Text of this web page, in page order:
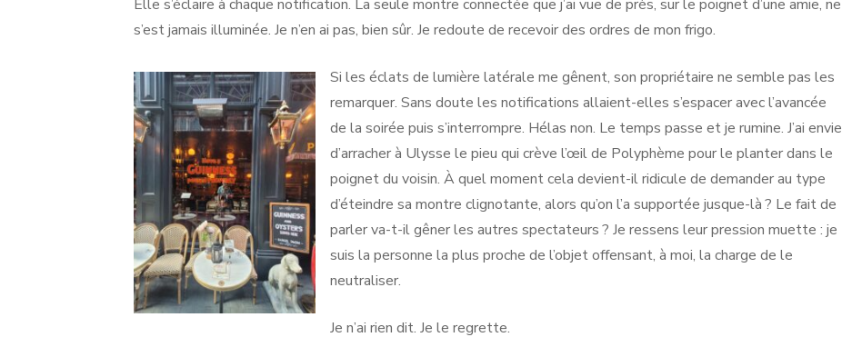
Elle s’éclaire à chaque notification. La seule montre connectée que j’ai vue de près, sur le poignet d’une amie, ne
s’est jamais illuminée. Je n’en ai pas, bien sûr. Je redoute de recevoir des ordres de mon frigo.
Si les éclats de lumière latérale me gênent, son propriétaire ne semble pas les
remarquer. Sans doute les notifications allaient-elles s’espacer avec l’avancée
de la soirée puis s’interrompre. Hélas non. Le temps passe et je rumine. J’ai envie
d’arracher à Ulysse le pieu qui crève l’œil de Polyphème pour le planter dans le
poignet du voisin. À quel moment cela devient-il ridicule de demander au type
d’éteindre sa montre clignotante, alors qu’on l’a supportée jusque-là ? Le fait de
parler va-t-il gêner les autres spectateurs ? Je ressens leur pression muette : je
suis la personne la plus proche de l’objet offensant, à moi, la charge de le
neutraliser.
Je n’ai rien dit. Je le regrette.